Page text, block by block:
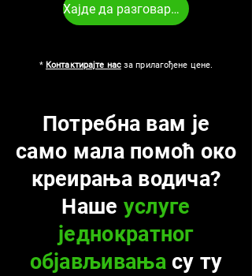
Хајде да разговарамо
* Контактирајте насза прилагођене цене.
Потребна вам је
само мала помоћ око
креирања водича?
Наше услуге
једнократног
објављивања су ту